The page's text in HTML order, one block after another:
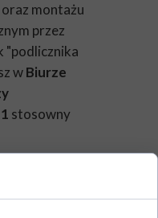
oraz montażu
przez
"podlicznika
wBiurze
stosowny